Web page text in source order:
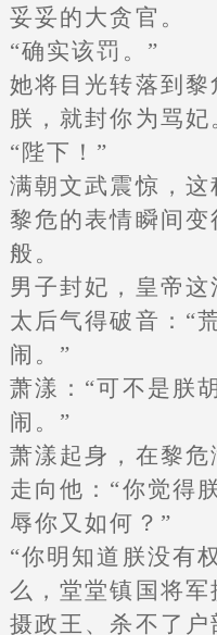
妥妥的大贪官。
“确实该罚。”
她将目光转落到
朕，就封你为骂妃
“陛下！”
满朝文武震惊，这
黎危的表情瞬间
般。
男子封妃，皇帝这
太后气得破音：“
闹。”
萧漾：“可不是朕
闹。”
萧漾起身，在黎
走向他：“你觉得
辱你又如何？”
“你明知道朕没有
么，堂堂镇国将
摄政王、杀不了